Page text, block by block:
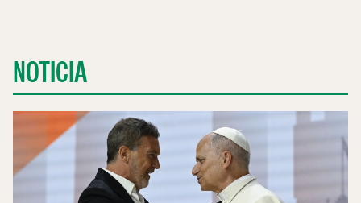
NOTICIA